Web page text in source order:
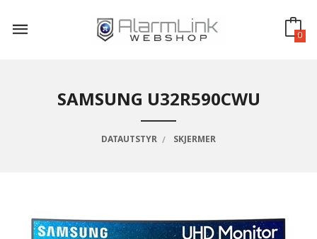
innholdet
0
SAMSUNG U32R590CWU
DATAUTSTYR SKJERMER